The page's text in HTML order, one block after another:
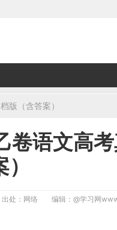
版（含答案）
卷语文高
出处：网络 编辑： @学习网